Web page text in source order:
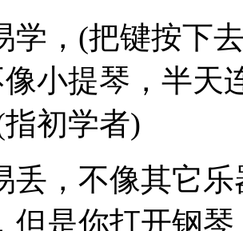
学，(把键按下
小提琴，半天
初学者)
丢，不像其它
但是你打开钢